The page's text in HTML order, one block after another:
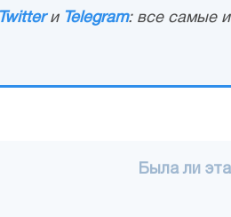
Twitterи Telegram: все самые
Была ли